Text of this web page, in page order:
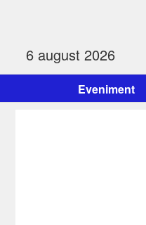
6 august 2026
Eveniment